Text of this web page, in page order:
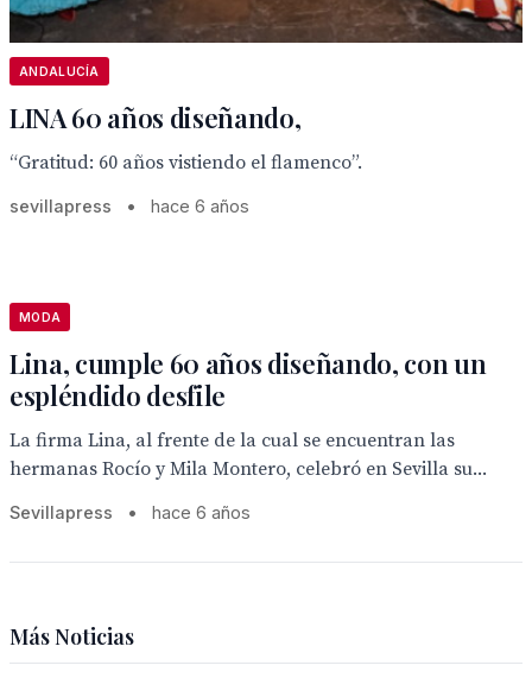
ANDALUCÍA
LINA 60 años diseñando,
“Gratitud: 60 años vistiendo el flamenco”.
sevillapress • hace 6 años
MODA
Lina, cumple 60 años diseñando, con un
espléndido desfile
La firma Lina, al frente de la cual se encuentran las
hermanas Rocío y Mila Montero, celebró en Sevilla su...
Sevillapress • hace 6 años
Más Noticias